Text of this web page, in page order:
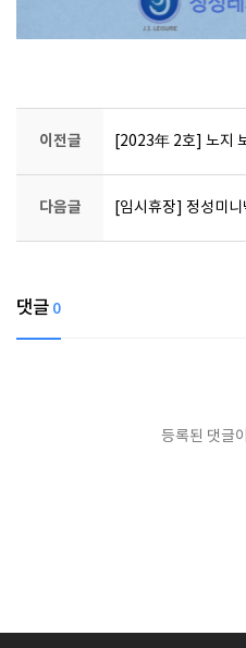
이전글 [2023年 2호] 노지
다음글 [임시휴장] 정성미
댓글 0
등록된 댓글